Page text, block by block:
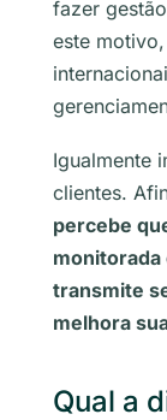
fazer
este
Igualmente
clientes.
percebe
transmite
melhora
Qual a